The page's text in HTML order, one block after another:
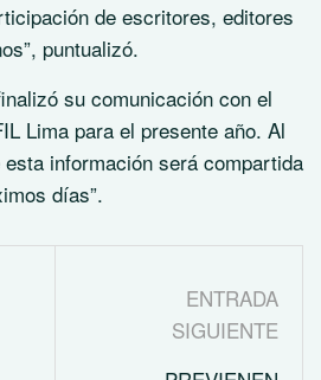
de escritores, editores
puntualizó.
su comunicación con el
Lima para el presente año. Al
información será compartida
días”.
ENTRADA
SIGUIENTE